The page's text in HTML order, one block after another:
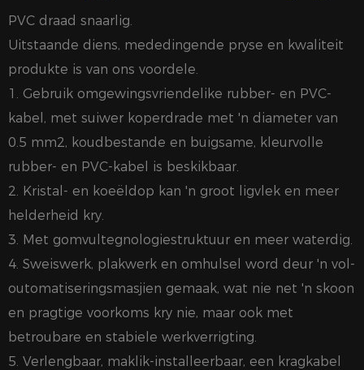
PVC draad snaarlig.
Uitstaande diens, mededingende pryse en kwaliteit
produkte is van ons voordele.
1. Gebruik omgewingsvriendelike rubber- en PVC-
kabel, met suiwer koperdrade met 'n diameter van
0.5 mm2, koudbestande en buigsame, kleurvolle
rubber- en PVC-kabel is beskikbaar.
2. Kristal- en koeëldop kan 'n groot ligvlek en meer
helderheid kry.
3. Met gomvultegnologiestruktuur en meer waterdig.
4. Sweiswerk, plakwerk en omhulsel word deur 'n vol-
outomatiseringsmasjien gemaak, wat nie net 'n skoon
en pragtige voorkoms kry nie, maar ook met
betroubare en stabiele werkverrigting.
5. Verlengbaar, maklik-installeerbaar, een kragkabel